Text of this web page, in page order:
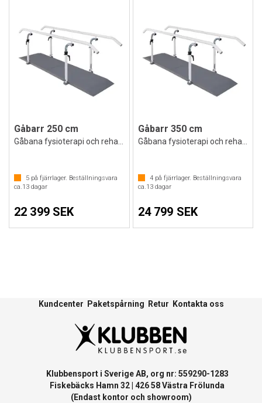
Gåbarr 250 cm
5 på fjärrlager. Beställningsvara
ca.13 dagar
22 399 SEK
Gåbarr 350 cm
4på fjärrlager. Beställningsvara
ca.13dagar
24 799 SEK
Kundcenter Paketspårning Retur Kontakta oss
Klubbensport i Sverige AB, org nr: 559290-1283
Fiskebäcks Hamn 32 | 426 58 Västra Frölunda
(Endast kontor och showroom)